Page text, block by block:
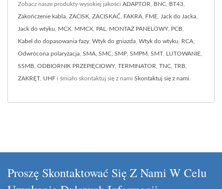
Zobacz nasze produkty wysokiej jakości ADAPTOR BNC BT43
Zakończenie kabla ZACISK ZACISKAĆ FAKRA FME Jack do Jacka
Jack do wtyku MCX MMCX PAL MONTAŻ PANELOWY, PCB
Kabel do dopasowania fazy Wtyk do gniazda Wtyk do wtyku RCA
Odwrócona polaryzacja SMA SMC SMP SMPM SMT LUTOWANIE
SSMB ODBIORNIK PRZEPIĘCIOWY, TERMINATOR TNC TRB
ZAKRĘT UHF i śmiało skontaktuj się z nami Skontaktuj się z nami
Proszę Skontaktować Się Z Nami W Celu